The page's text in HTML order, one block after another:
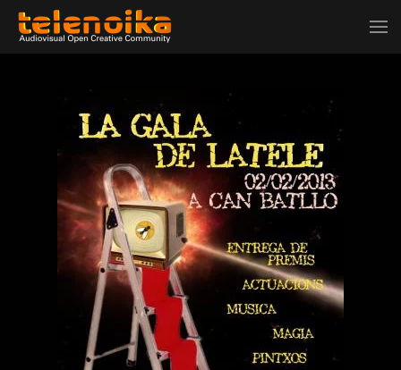
Ir al contenido principal